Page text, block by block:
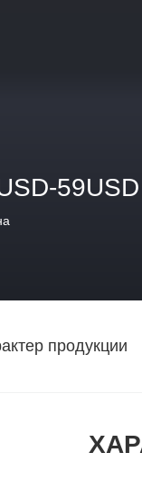
59USD
продукции